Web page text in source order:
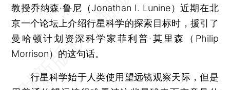
教授乔纳森·鲁尼（Jonathan I. Lunine）近期在北
京一个论坛上介绍行星科学的探索目标时，援引了
曼哈顿计划资深科学家菲利普·莫里森（Philip
Morrison）的这句话。
行星科学始于人类使用望远镜观察天际，但是